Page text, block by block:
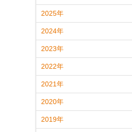
2025年
2024年
2023年
2022年
2021年
2020年
2019年